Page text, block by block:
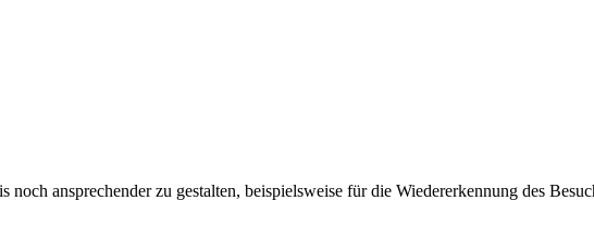
ansprechender zu gestalten, beispielsweise für die Wiedererkennung des